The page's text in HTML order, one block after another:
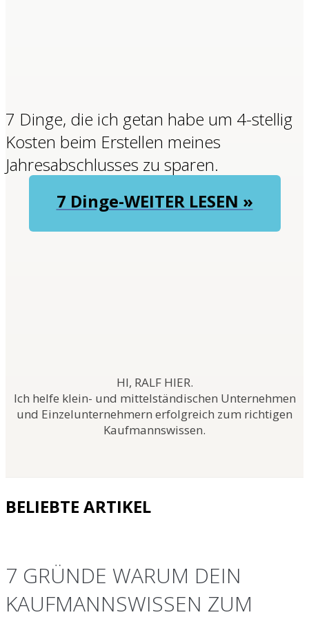
7 Dinge, die ich getan habe um 4-stellig
Kosten beim Erstellen meines
Jahresabschlusses zu sparen.
7 Dinge-WEITER LESEN »
Hl, RALF HIER.
Ich helfe klein- und mittelständischen Unternehmen
und Einzelunternehmern erfolgreich zum richtigen
Kaufmannswissen.
BELIEBTE ARTIKEL
7 GRÜNDE WARUM DEIN
KAUFMANNSWISSEN ZUM